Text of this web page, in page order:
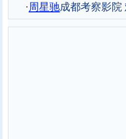
·周星驰成都考察影院